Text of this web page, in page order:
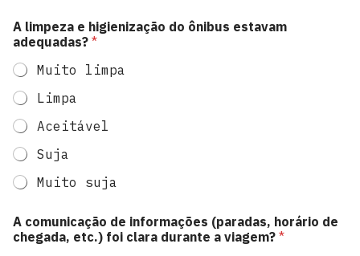
A limpeza e higienização do ônibus estavam
adequadas? *
Muito limpa
Limpa
Aceitável
Suja
Muito suja
A comunicação de informações (paradas, horário de
chegada, etc.) foi clara durante a viagem? *